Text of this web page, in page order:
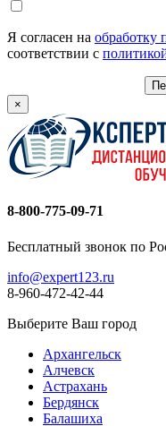
Я согласен на обработку
соответствии с
×
8-800-775-09-71
Бесплатный звонок по
info@expert123.ru
8-960-472-42-44
Выберите Ваш город
Архангельск
Алчевск
Астрахань
Бердянск
Балашиха